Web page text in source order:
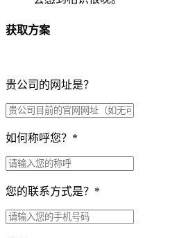
获取方案
贵公司的网址是？
如何称呼您？ *
您的联系方式是？ *